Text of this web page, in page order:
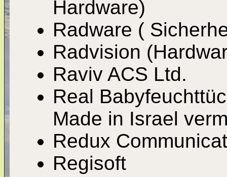
Hardware)
Radware (
Radvision
Raviv ACS Ltd.
Real
Made in Israel
Redux
Regisoft